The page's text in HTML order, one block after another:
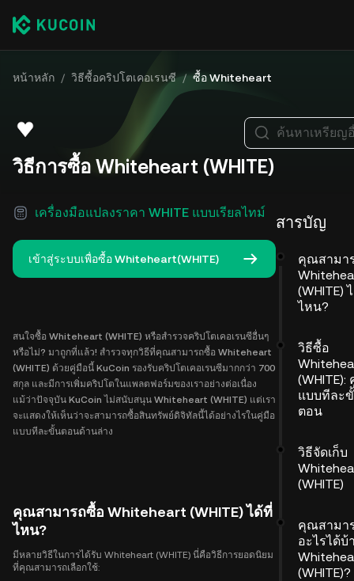
หน้าหลัก / วิธีซื้อคริปโตเคอเรนซี / ซื้อ Whiteheart
วิธีการซื้อ Whiteheart (WHITE)
เครื่องมือแปลงราคา WHITE แบบเรียลไทม์
เข้าสู่ระบบเพื่อซื้อ Whiteheart(WHITE)
สนใจซื้อ Whiteheart (WHITE) หรือสำรวจคริปโตเคอเรนซีอื่นๆ
หรือไม่? มาถูกที่แล้ว! สำรวจทุกวิธีที่คุณสามารถซื้อ Whiteheart
(WHITE) ด้วยคู่มือนี้ KuCoin รองรับคริปโตเคอเรนซีมากกว่า 700
สกุล และมีการเพิ่มคริปโตในแพลตฟอร์มของเราอย่างต่อเนื่อง
แม้ว่าปัจจุบัน KuCoin ไม่สนับสนุน Whiteheart (WHITE) แต่เรา
จะแสดงให้เห็นว่าจะสามารถซื้อสินทรัพย์ดิจิทัลนี้ได้อย่างไรในคู่มือ
แบบทีละขั้นตอนด้านล่าง
คุณสามารถซื้อ Whiteheart (WHITE) ได้ที่
ไหน?
มีหลายวิธีในการได้รับ Whiteheart (WHITE) นี่คือวิธีการยอดนิยม
ที่คุณสามารถเลือกใช้:
ค้นหาเหรียญ
สารบัญ
คุณสามา
(WHITE)
ไหน?
วิธีซื้อ
(WHITE):
แบบทีละ
ตอน
วิธีจัดเก็บ
(WHITE)
คุณสามา
อะไรได้บ้
(WHITE)?